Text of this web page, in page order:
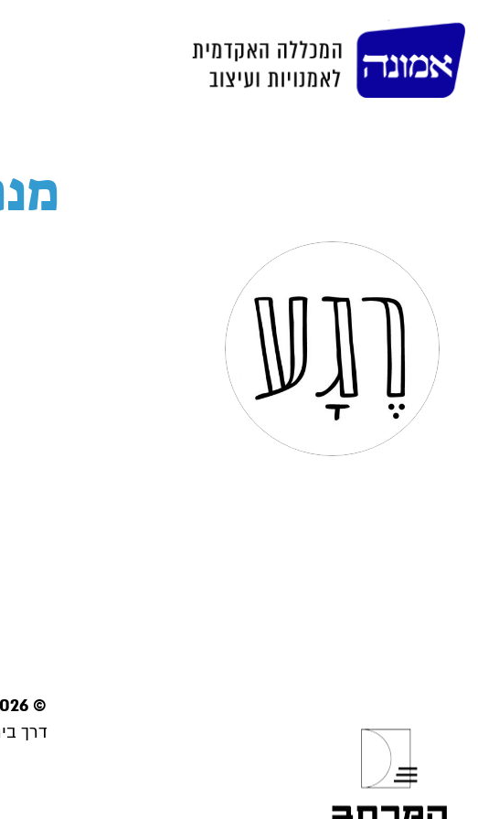
© 2026 אמונה המכללה האקדמית לאמנויות ועיצוב
דרך בית לחם 104 ת.ד